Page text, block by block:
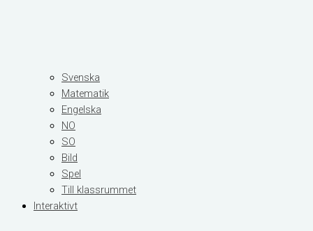
Svenska
Matematik
Engelska
NO
SO
Bild
Spel
Till klassrummet
Interaktivt